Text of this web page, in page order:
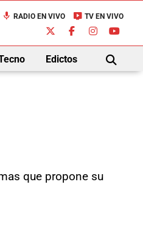
mic RADIO EN VIVO live_tv TV EN VIVO
Edictos
BUSCAR
que propone su